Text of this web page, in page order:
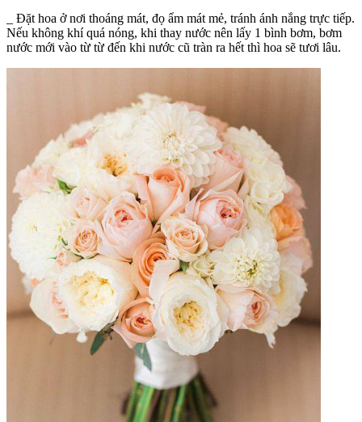
_ Đặt hoa ở nơi thoáng mát, đọ ẩm mát mẻ, tránh ánh nắng trực tiếp.
Nếu không khí quá nóng, khi thay nước nên lấy 1 bình bơm, bơm
nước mới vào từ từ đến khi nước cũ tràn ra hết thì hoa sẽ tươi lâu.